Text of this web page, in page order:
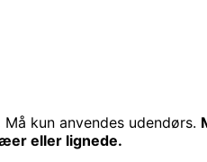
Må kun anvendes udendørs.
eller lignede.